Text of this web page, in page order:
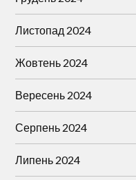
Листопад 2024
Жовтень 2024
Вересень 2024
Серпень 2024
Липень 2024